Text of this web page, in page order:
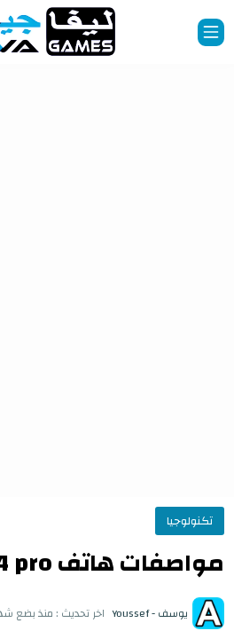
تكنولوجيا
مواصفات هاتف Oppo Reno 4 pro
يوسف - Youssef اخر تحديث : منذ بضع